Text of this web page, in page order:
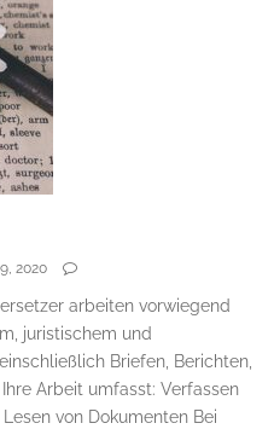
2020
arbeiten vorwiegend
juristischem und
Briefen, Berichten,
Arbeit umfasst: Verfassen
von Dokumenten Bei